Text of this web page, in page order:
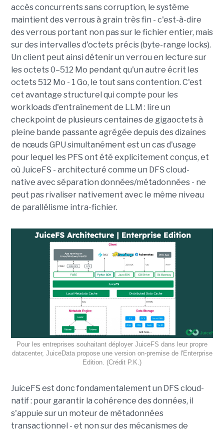
accès concurrents sans corruption, le système
maintient des verrous à grain très fin - c'est-à-dire
des verrous portant non pas sur le fichier entier, mais
sur des intervalles d'octets précis (byte-range locks).
Un client peut ainsi détenir un verrou en lecture sur
les octets 0–512 Mo pendant qu'un autre écrit les
octets 512 Mo - 1 Go, le tout sans contention. C'est
cet avantage structurel qui compte pour les
workloads d'entraînement de LLM : lire un
checkpoint de plusieurs centaines de gigaoctets à
pleine bande passante agrégée depuis des dizaines
de nœuds GPU simultanément est un cas d'usage
pour lequel les PFS ont été explicitement conçus, et
où JuiceFS - architecturé comme un DFS cloud-
native avec séparation données/métadonnées - ne
peut pas rivaliser nativement avec le même niveau
de parallélisme intra-fichier.
Pour les entreprises souhaitant déployer JuiceFS dans leur propre
datacenter, JuiceData propose une version on-premise de l'Enterprise
Edition. (Crédit P.K.)
JuiceFS est donc fondamentalement un DFS cloud-
natif : pour garantir la cohérence des données, il
s'appuie sur un moteur de métadonnées
transactionnel - et non sur des mécanismes de